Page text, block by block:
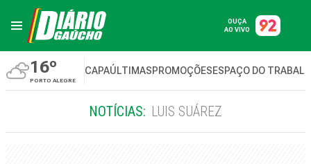
OUÇA
AO VIVO
16º
PORTO ALEGRE
CAPAÚLTIMASPROMOÇÕESESPAÇO DO
NOTÍCIAS: LUIS SUÁREZ